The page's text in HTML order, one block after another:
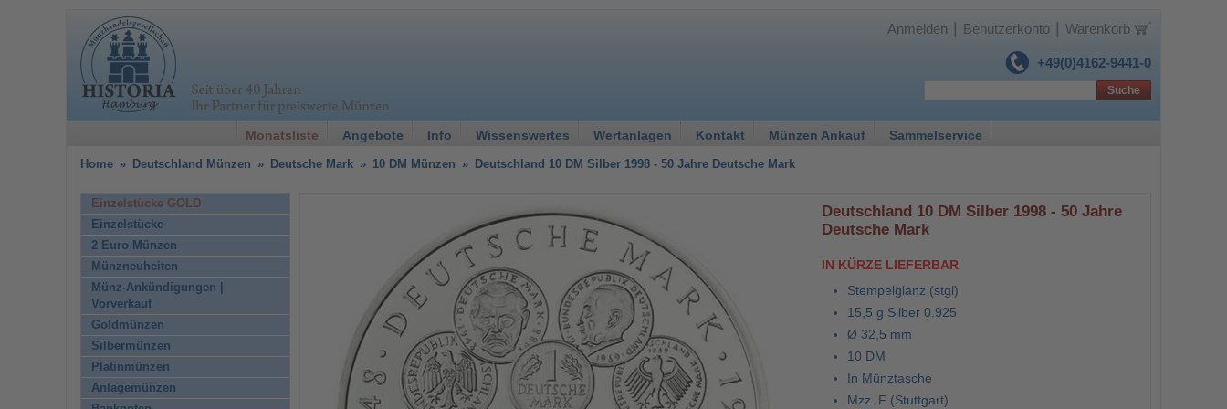
+49(0)4162-9441-0
Anmelden Benutzerkonto Warenkorb
Monatsliste Angebote Info Wissenswertes Wertanlagen Kontakt Münzen Ankauf Sammelservice
Suche
Home » Deutschland Münzen » Deutsche Mark » 10 DM Münzen » Deutschland 10 DM Silber 1998 - 50 Jahre Deutsche Mark
Deutschland 10 DM Silber 1998 - 50 Jahre
Deutsche Mark
IN KÜRZE LIEFERBAR
Stempelglanz (stgl)
15,5 g Silber 0.925
Ø 32,5 mm
10 DM
In Münztasche
Mzz. F (Stuttgart)
Einzelstücke GOLD
Einzelstücke
2 Euro Münzen
Münzneuheiten
Münz-Ankündigungen |
Vorverkauf
Goldmünzen
Silbermünzen
Platinmünzen
Anlagemünzen